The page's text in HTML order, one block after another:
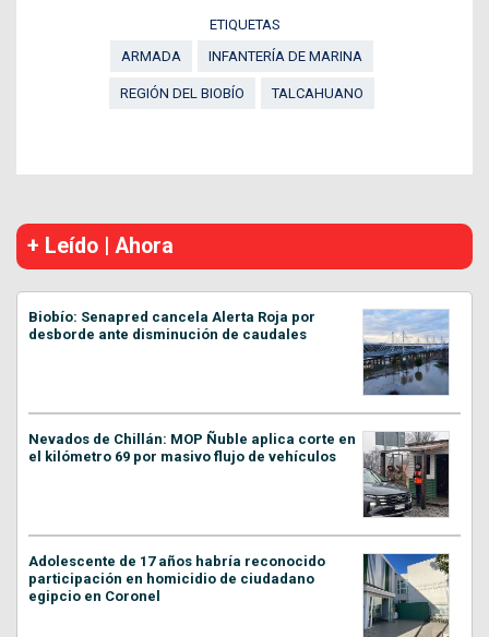
ETIQUETAS
ARMADA
INFANTERÍA DE MARINA
REGIÓN DEL BIOBÍO TALCAHUANO
+ Leído | Ahora
Biobío: Senapred cancela Alerta Roja por
desborde ante disminución de caudales
Nevados de Chillán: MOP Ñuble aplica corte en
el kilómetro 69 por masivo flujo de vehículos
Adolescente de 17 años habría reconocido
participación en homicidio de ciudadano
egipcio en Coronel